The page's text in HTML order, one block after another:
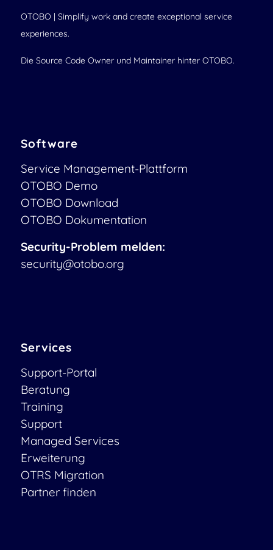
OTOBO | Simplify work and create exceptional service
experiences.
Die Source Code Owner und Maintainer hinter OTOBO.
Software
Service Management-Plattform
OTOBO Demo
OTOBO Download
OTOBO Dokumentation
Security-Problem melden:
security@otobo.org
Services
Support-Portal
Beratung
Training
Support
Managed Services
Erweiterung
OTRS Migration
Partner finden